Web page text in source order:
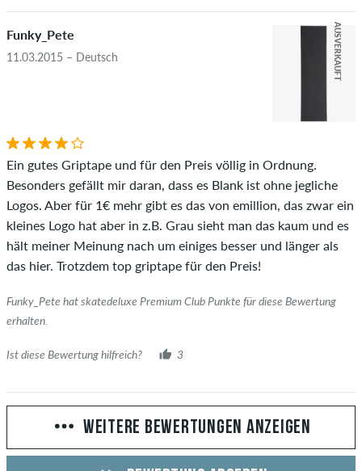
Funky_Pete
11.03.2015 – Deutsch AUSVERKAUFT
Ein gutes Griptape und für den Preis völlig in Ordnung.
Besonders gefällt mir daran, dass es Blank ist ohne jegliche
Logos. Aber für 1€ mehr gibt es das von emillion, das zwar ein
kleines Logo hat aber in z.B. Grau sieht man das kaum und es
hält meiner Meinung nach um einiges besser und länger als
das hier. Trotzdem top griptape für den Preis!
Funky_Pete hat skatedeluxe Premium Club Punkte für diese Bewertung
erhalten.
Ist diese Bewertung hilfreich? 3
WEITERE BEWERTUNGEN ANZEIGEN